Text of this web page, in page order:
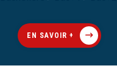
EN SAVOIR +